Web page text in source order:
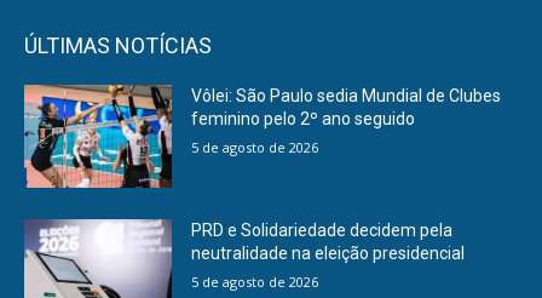
ÚLTIMAS NOTÍCIAS
Vôlei: São Paulo sedia Mundial de Clubes
feminino pelo 2º ano seguido
5 de agosto de 2026
PRD e Solidariedade decidem pela
neutralidade na eleição presidencial
5 de agosto de 2026